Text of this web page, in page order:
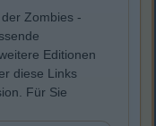
Zombies -
Editionen
diese Links
Für Sie